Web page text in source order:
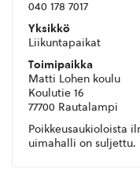
040 178 7017
Yksikkö
Liikuntapaikat
Toimipaikka
Matti Lohen koulu
Koulutie 16
77700 Rautalampi
Poikkeusaukioloista
uimahalli on suljettu.